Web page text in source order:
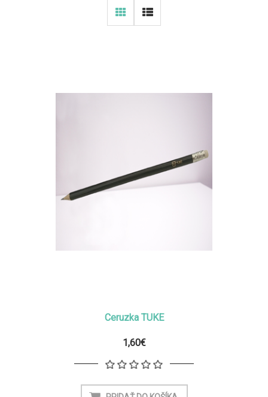
Ceruzka TUKE
1,60€